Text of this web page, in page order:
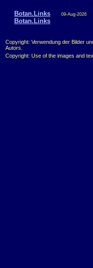
Botan.Links
Botan.Links
09-Aug-2026
Copyright: Verwendung der Bilder
Autors.
Copyright: Use of the images and